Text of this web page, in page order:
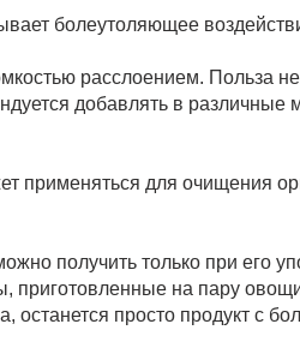
болеутоляющее
расслоением. Польза
добавлять в различные
применяться для очищения
получить только при его
приготовленные на пару
останется просто продукт с